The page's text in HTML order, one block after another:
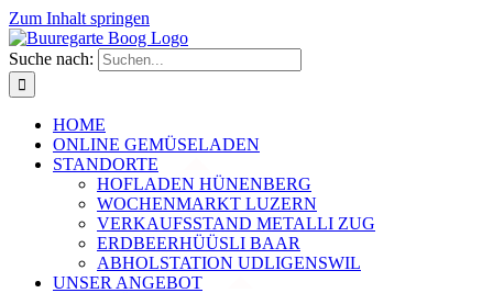
Zum Inhalt springen
Suche nach:
HOME
ONLINE GEMÜSELADEN
STANDORTE
HOFLADEN HÜNENBERG
WOCHENMARKT LUZERN
VERKAUFSSTAND METALLI ZUG
ERDBEERHÜÜSLI BAAR
ABHOLSTATION UDLIGENSWIL
UNSER ANGEBOT